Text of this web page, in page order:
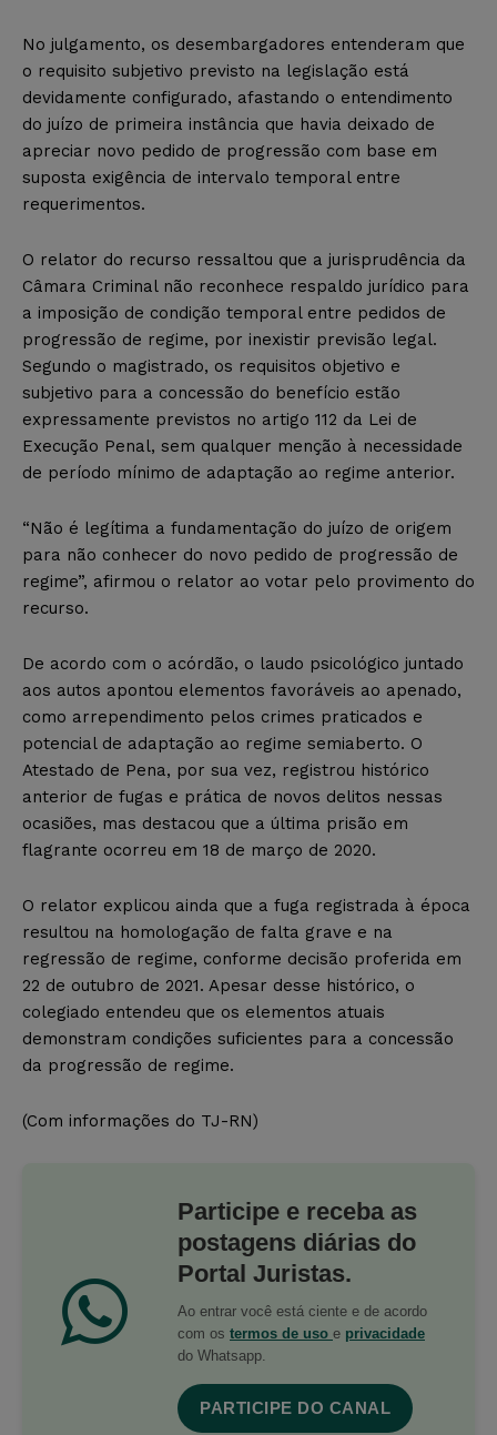
No julgamento, os desembargadores entenderam que
o requisito subjetivo previsto na legislação está
devidamente configurado, afastando o entendimento
do juízo de primeira instância que havia deixado de
apreciar novo pedido de progressão com base em
suposta exigência de intervalo temporal entre
requerimentos.
O relator do recurso ressaltou que a jurisprudência da
Câmara Criminal não reconhece respaldo jurídico para
a imposição de condição temporal entre pedidos de
progressão de regime, por inexistir previsão legal.
Segundo o magistrado, os requisitos objetivo e
subjetivo para a concessão do benefício estão
expressamente previstos no artigo 112 da Lei de
Execução Penal, sem qualquer menção à necessidade
de período mínimo de adaptação ao regime anterior.
“Não é legítima a fundamentação do juízo de origem
para não conhecer do novo pedido de progressão de
regime”, afirmou o relator ao votar pelo provimento do
recurso.
De acordo com o acórdão, o laudo psicológico juntado
aos autos apontou elementos favoráveis ao apenado,
como arrependimento pelos crimes praticados e
potencial de adaptação ao regime semiaberto. O
Atestado de Pena, por sua vez, registrou histórico
anterior de fugas e prática de novos delitos nessas
ocasiões, mas destacou que a última prisão em
flagrante ocorreu em 18 de março de 2020.
O relator explicou ainda que a fuga registrada à época
resultou na homologação de falta grave e na
regressão de regime, conforme decisão proferida em
22 de outubro de 2021. Apesar desse histórico, o
colegiado entendeu que os elementos atuais
demonstram condições suficientes para a concessão
da progressão de regime.
(Com informações do TJ-RN)
Participe e receba as
postagens diárias do
Portal Juristas.
Ao entrar você está ciente e de acordo
com os termos de uso e privacidade
do Whatsapp.
PARTICIPE DO CANAL